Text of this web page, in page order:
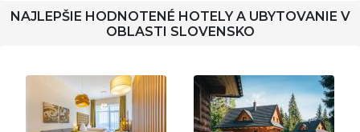
NAJLEPŠIE HODNOTENÉ HOTELY A UBYTOVANIE V
OBLASTI SLOVENSKO